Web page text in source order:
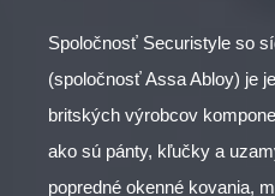
Spoločnosť Securistyle so
(spoločnosť Assa Abloy) je
britských výrobcov
ako sú pánty, kľučky a
popredné okenné kovania,